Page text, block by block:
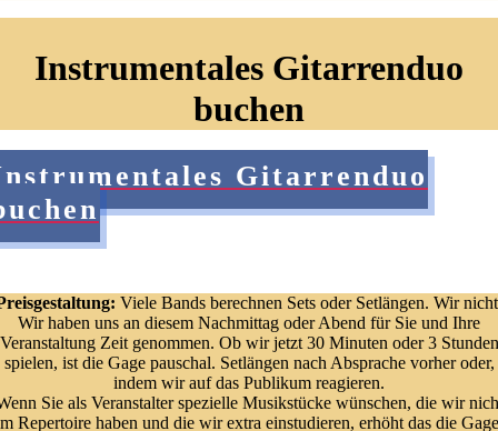
Instrumentales Gitarrenduo
buchen
Gitarrenduo
Viele Bands berechnen Sets oder Setlängen. Wir
Wir haben uns an diesem Nachmittag oder Abend für Sie und Ihre
Veranstaltung Zeit genommen. Ob wir jetzt 30 Minuten oder 3 Stunden
spielen, ist die Gage pauschal. Setlängen nach Absprache vorher oder,
indem wir auf das Publikum reagieren.
Sie als Veranstalter spezielle Musikstücke wünschen, die wir
Repertoire haben und die wir extra einstudieren, erhöht das die